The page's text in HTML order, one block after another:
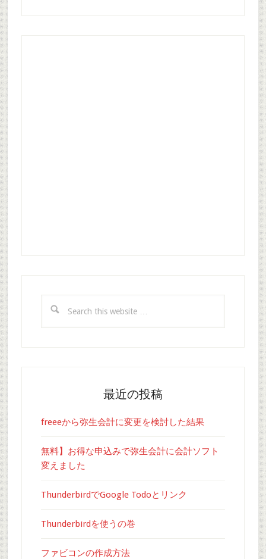
this
最近の投稿
freeeから弥生会計に変更を検討した結果
無料】お得な申込みで弥生会計に会計ソフト
変えました
ThunderbirdでGoogle Todoとリンク
Thunderbirdを使うの巻
ファビコンの作成方法